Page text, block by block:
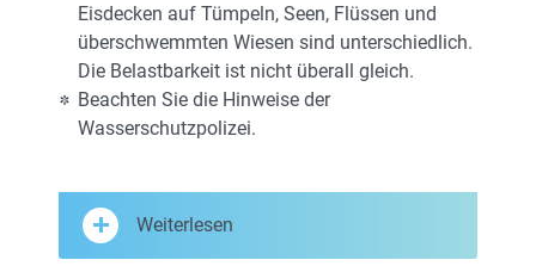
Eisdecken auf Tümpeln, Seen, Flüssen und
überschwemmten Wiesen sind unterschiedlich.
Die Belastbarkeit ist nicht überall gleich.
Beachten Sie die Hinweise der
Wasserschutzpolizei.
Weiterlesen